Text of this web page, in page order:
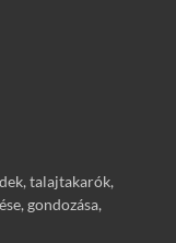
talajtakarók,
gondozása,